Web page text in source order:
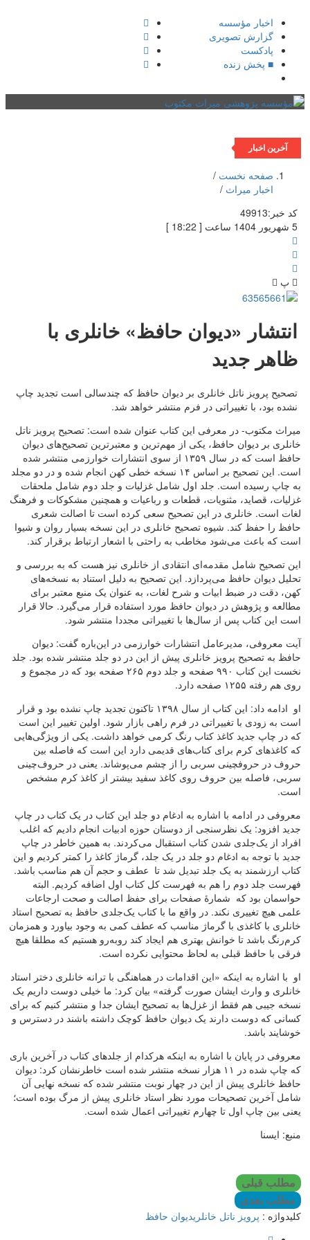
اخبار مؤسسه
گزارش تصویری
پادکست‌
■ پخش زنده
آخرین اخبار
صفحه نخست /
اخبار میراث /
کد خبر:49913
5 شهریور 1404 ساعت [ 18:22 ]
پ
انتشار «دیوان حافظ» خانلری با
ظاهر جدید
تصحیح پرویز ناتل خانلری بر دیوان حافظ که چندسالی است تجدید چاپ
نشده بود، با تغییراتی در فرم منتشر خواهد شد.
میراث مکتوب- در معرفی این کتاب عنوان شده است: تصحیح پرویز ناتل
خانلری بر دیوان حافظ، یکی از مهم‌ترین و معتبرترین تصحیح‌های دیوان
حافظ است که در سال ۱۳۵۹ از سوی انتشارات خوارزمی منتشر شده
است. این تصحیح بر اساس ۱۴ نسخه خطی کهن انجام شده و در دو مجلد
به چاپ رسیده است. جلد اول شامل غزلیات و جلد دوم شامل ملحقات
غزلیات، قصاید، مثنویات، قطعات و رباعیات و همچنین مشکوکات و فرهنگ
لغات است. خانلری در این تصحیح سعی کرده است تا اصالت شعری
حافظ را حفظ کند. شیوه‌ تصحیح خانلری در این نسخه بسیار روان و شیوا
است که باعث می‌شود مخاطب به راحتی با اشعار ارتباط برقرار کند.
این تصحیح شامل مقدمه‌ای انتقادی از خانلری نیز هست که به بررسی و
تحلیل دیوان حافظ می‌پردازد. این تصحیح به دلیل استناد به نسخه‌های
کهن، دقت در ضبط ابیات و شرح لغات، به عنوان یک منبع معتبر برای
مطالعه و پژوهش در دیوان حافظ مورد استفاده قرار می‌گیرد. حالا قرار
است این کتاب پس از سال‌ها با تغییراتی مجددا منتشر شود.
آیت معروفی، مدیرعامل انتشارات خوارزمی در این‌باره گفت: دیوان
حافظ به تصحیح پرویز خانلری پیش از این در دو جلد منتشر شده بود. جلد
نخست این کتاب ۹۹۰ صفحه و جلد دوم ۲۶۵ صفحه بود که در مجموع و
روی هم رفته ۱۲۵۵ صفحه دارد.
او ادامه داد: این کتاب از سال ۱۳۹۸ تاکنون تجدید چاپ نشده بود و قرار
است به زودی با تغییراتی در فرم راهی بازار شود. اولین تغییر این است
که در چاپ جدید کاغذ کتاب رنگ کرمی خواهد داشت. یکی از ویژگی‌هایی
که کاغذهای کرم برای کتاب‌های قدیمی دارد این است که فاصله بین
حروف در حروفچینی سربی را از چشم می‌پوشاند. یعنی در حروف‌چینی
سربی، فاصله‌ بین حروف روی کاغذ سفید بیشتر از کاغذ کرم مشخص
است.
معروفی در ادامه با اشاره به ادغام دو جلد این کتاب در یک کتاب در چاپ
جدید افزود: یک نظرسنجی از دوستان حوزه ادبیات انجام دادیم که اغلب
افراد از یک‌جلدی شدن کتاب استقبال می‌کردند. به همین خاطر در چاپ
جدید با توجه به ادغام دو جلد در یک جلد، گرماژ کاغذ را کمتر کردیم و این
کتاب ارزشمند به یک جلد تبدیل شد تا عطف و حجم آن هم مناسب باشد.
فهرست جلد دوم را هم به فهرست کل کتاب اول اضافه کردیم. البته
حواسمان بود که شمارۀ صفحات برای حفظ اصالت و صحت ارجاعات
علمی هیچ تغییری نکند. در واقع ما با کتاب یک‌جلدی حافظ به تصحیح استاد
خانلری با کاغذی با گرماژ مناسب که عطف کمی به وجود بیاورد و همزمان
کرم‌رنگ باشد تا خوانش بهتری هم ایجاد کند روبه‌رو هستیم که مطلقا هیچ
فرقی با حافظ قبلی به لحاظ محتوایی نکرده است.
او با اشاره به اینکه «این اقدامات در هماهنگی با ترانه خانلری دختر استاد
خانلری و وارث ایشان صورت گرفته» بیان کرد: ما خیلی دوست داریم یک
نسخه جیبی هم فقط از غزل‌ها به تصحیح ایشان جدا و منتشر کنیم که برای
کسانی که دوست دارند یک دیوان حافظ کوچک داشته باشند در دسترس و
خوشایند باشد.
معروفی در پایان با اشاره به اینکه هرکدام از جلدهای کتاب در آخرین باری
که چاپ شده در ۱۱ هزار نسخه منتشر شده است خاطرنشان کرد: دیوان
حافظ خانلری پیش از این در چهار نوبت منتشر شده که نسخه نهایی آن
شامل آخرین تصحیحات مورد نظر استاد خانلری پیش از مرگ بوده است؛
یعنی بین چاپ اول تا چهارم تغییراتی اعمال شده است.
منبع: ایسنا
مطلب قبلی
مطلب بعدی
کلیدواژه : پرویز ناتل خانلریدیوان حافظ